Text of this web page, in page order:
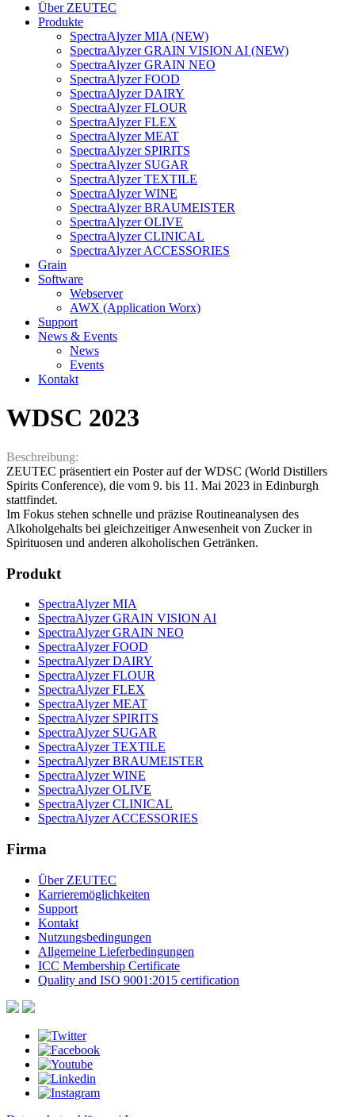
Über ZEUTEC
Produkte
SpectraAlyzer MIA (NEW)
SpectraAlyzer GRAIN VISION AI (NEW)
SpectraAlyzer GRAIN NEO
SpectraAlyzer FOOD
SpectraAlyzer DAIRY
SpectraAlyzer FLOUR
SpectraAlyzer FLEX
SpectraAlyzer MEAT
SpectraAlyzer SPIRITS
SpectraAlyzer SUGAR
SpectraAlyzer TEXTILE
SpectraAlyzer WINE
SpectraAlyzer BRAUMEISTER
SpectraAlyzer OLIVE
SpectraAlyzer CLINICAL
SpectraAlyzer ACCESSORIES
Grain
Software
Webserver
AWX (Application Worx)
Support
News & Events
News
Events
Kontakt
WDSC 2023
Beschreibung:
ZEUTEC präsentiert ein Poster auf der WDSC (World Distillers
Spirits Conference), die vom 9. bis 11. Mai 2023 in Edinburgh
stattfindet.
Im Fokus stehen schnelle und präzise Routineanalysen des
Alkoholgehalts bei gleichzeitiger Anwesenheit von Zucker in
Spirituosen und anderen alkoholischen Getränken.
Produkt
SpectraAlyzer MIA
SpectraAlyzer GRAIN VISION AI
SpectraAlyzer GRAIN NEO
SpectraAlyzer FOOD
SpectraAlyzer DAIRY
SpectraAlyzer FLOUR
SpectraAlyzer FLEX
SpectraAlyzer MEAT
SpectraAlyzer SPIRITS
SpectraAlyzer SUGAR
SpectraAlyzer TEXTILE
SpectraAlyzer BRAUMEISTER
SpectraAlyzer WINE
SpectraAlyzer OLIVE
SpectraAlyzer CLINICAL
SpectraAlyzer ACCESSORIES
Firma
Über ZEUTEC
Karrieremöglichkeiten
Support
Kontakt
Nutzungsbedingungen
Allgemeine Lieferbedingungen
ICC Membership Certificate
Quality and ISO 9001:2015 certification